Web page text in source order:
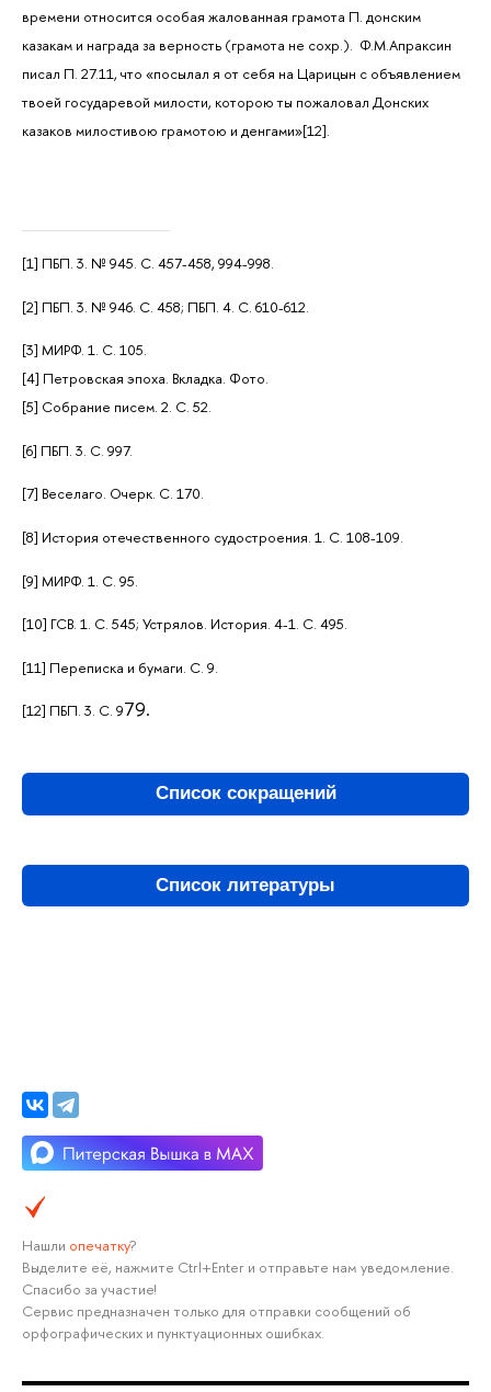
времени относится особая жалованная грамота П. донским
казакам и награда за верность (грамота не сохр.). Ф.М.Апраксин
писал П. 27.11, что «посылал я от себя на Царицын с объявлением
твоей государевой милости, которою ты пожаловал Донских
казаков милостивою грамотою и денгами»[12].
[1] ПБП. 3. № 945. С. 457-458, 994-998.
[2] ПБП. 3. № 946. С. 458; ПБП. 4. С. 610-612.
[3] МИРФ. 1. С. 105.
[4] Петровская эпоха. Вкладка. Фото.
[5] Собрание писем. 2. С. 52.
[6] ПБП. 3. С. 997.
[7] Веселаго. Очерк. С. 170.
[8] История отечественного судостроения. 1. С. 108-109.
[9] МИРФ. 1. С. 95.
[10] ГСВ. 1. С. 545; Устрялов. История. 4-1. С. 495.
[11] Переписка и бумаги. С. 9.
[12] ПБП. 3. С. 979.
Список сокращений
Список литературы
Нашли опечатку?
Выделите её, нажмите Ctrl+Enter и отправьте нам уведомление.
Спасибо за участие!
Сервис предназначен только для отправки сообщений об
орфографических и пунктуационных ошибках.